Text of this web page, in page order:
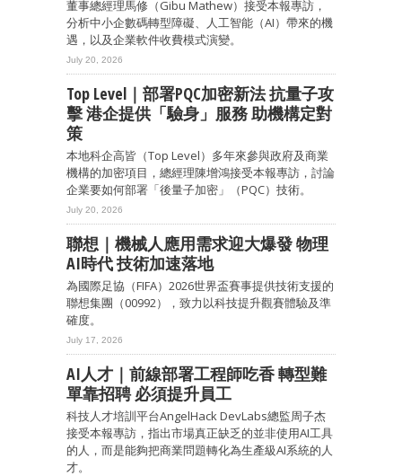
董事總經理馬修（Gibu Mathew）接受本報專訪，
分析中小企數碼轉型障礙、人工智能（AI）帶來的機
遇，以及企業軟件收費模式演變。
July 20, 2026
Top Level｜部署PQC加密新法 抗量子攻
擊 港企提供「驗身」服務 助機構定對
策
本地科企高皆（Top Level）多年來參與政府及商業
機構的加密項目，總經理陳增鴻接受本報專訪，討論
企業要如何部署「後量子加密」（PQC）技術。
July 20, 2026
聯想｜機械人應用需求迎大爆發 物理
AI時代 技術加速落地
為國際足協（FIFA）2026世界盃賽事提供技術支援的
聯想集團（00992），致力以科技提升觀賽體驗及準
確度。
July 17, 2026
AI人才｜前線部署工程師吃香 轉型難
單靠招聘 必須提升員工
科技人才培訓平台AngelHack DevLabs總監周子杰
接受本報專訪，指出市場真正缺乏的並非使用AI工具
的人，而是能夠把商業問題轉化為生產級AI系統的人
才。